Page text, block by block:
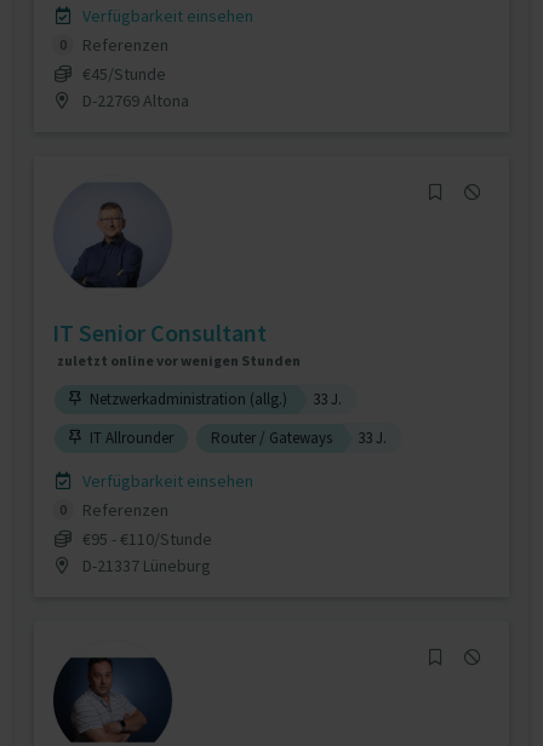
Verfügbarkeit einsehen
0
Referenzen
€45/Stunde
D-22769 Altona
IT Senior Consultant
zuletzt online vor wenigen Stunden
Netzwerkadministration (allg.)
33 J.
IT Allrounder
Router / Gateways 33 J.
Verfügbarkeit einsehen
0
Referenzen
€95 - €110/Stunde
D-21337 Lüneburg